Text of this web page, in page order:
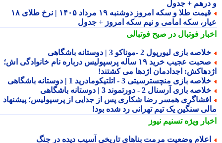
+ جدول
قیمت طلا و سکه امروز دوشنبه ۱۹ مرداد ۱۴۰۵ | نرخ طلای ۱۸
سکه امامی و نیم سکه امروز + جدول
فوتبال در صبح فوتبالی
بازی لیورپول 2 -موناکو 3 | دوستانه باشگاهی
صحبت عجیب خرید ۱۹ ساله پرسپولیس درباره نام خانوادگی اش؛
اجدادمان اژدها می کشتند!
بازی منچسترسیتی 3 - اتلتیکومادرید 1 | دوستانه باشگاهی
بازی آرسنال 2 - دورتموند 3 | دوستانه باشگاهی
همسر رضا شکاری پس از جدایی از پرسپولیس؛ پیشنهاد
سنگین یک تیم تهرانی رد شده بود!
ویژهتسنیم نیوز
وضعیت مرمت بناهای تاریخی آسیب دیده در جنگ